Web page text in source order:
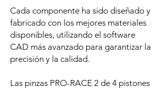
Cada componente ha sido diseñado y
fabricado con los mejores materiales
disponibles, utilizando el software
CAD más avanzado para garantizar la
precisión y la calidad.
Las pinzas PRO-RACE 2 de 4 pistones